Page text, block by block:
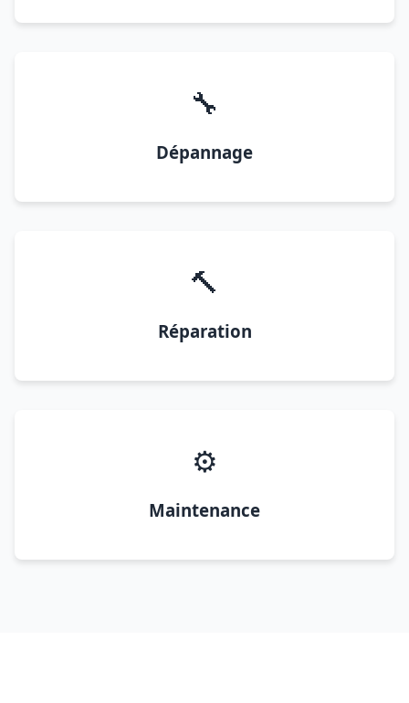
🔧
Dépannage
🔨
Réparation
⚙️
Maintenance